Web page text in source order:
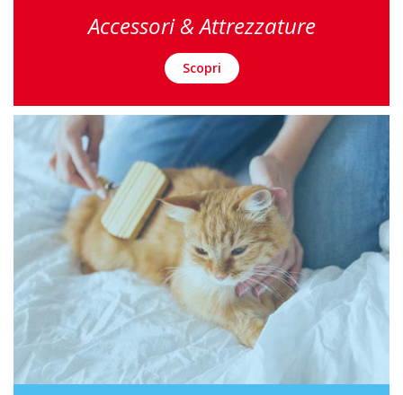
Accessori & Attrezzature
Scopri